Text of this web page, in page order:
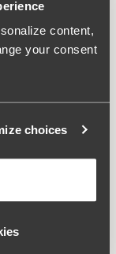
content,
your consent
choices
1 of 3
trosa